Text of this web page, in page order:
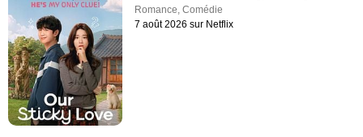
Romance ,Comédie
7 août 2026 sur Netflix